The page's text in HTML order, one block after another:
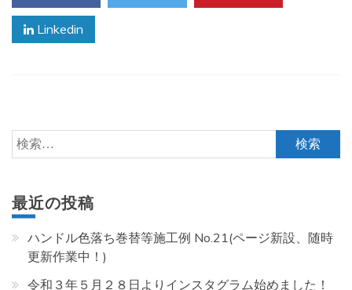
Linkedin
検
索:
最近の投稿
ハンドル色落ち巻替等施工例 No.21(ページ新設、随時
更新作業中！)
令和３年５月２８日よりインスタグラム始めました！